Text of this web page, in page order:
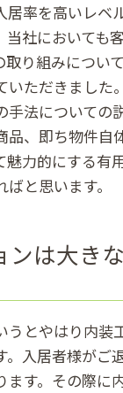
居率を高いレベ
当社においても
取り組みについ
ただきました。
手法についての
品、即ち物件自
魅力的にする有
と思います。
ンは大き
うとやはり内装
。入居者様がご
ます。その際に